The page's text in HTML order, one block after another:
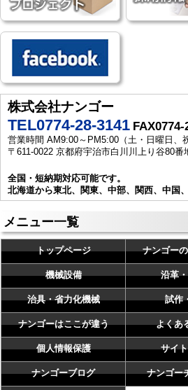
株式会社ナンゴー
TEL0774-28-3141 FAX0774-
営業時間 AM9:00～PM5:00（土・日曜日、
〒611-0022 京都府宇治市白川川上り谷80番
全国・短納期対応可能です。
北海道から東北、関東、中部、関西、中国
メニュー一覧
トップページ ナンゴー
機械設備 沿革
治具・省力化機械 試作
ナンゴーはここが違う よくあ
個人情報保護 サイ
ナンゴーブログ ナンゴー